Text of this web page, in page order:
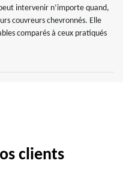
intervenir n’importe quand,
couvreurs chevronnés. Elle
comparés à ceux pratiqués
clients